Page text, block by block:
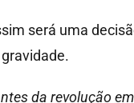
será uma
da revolução